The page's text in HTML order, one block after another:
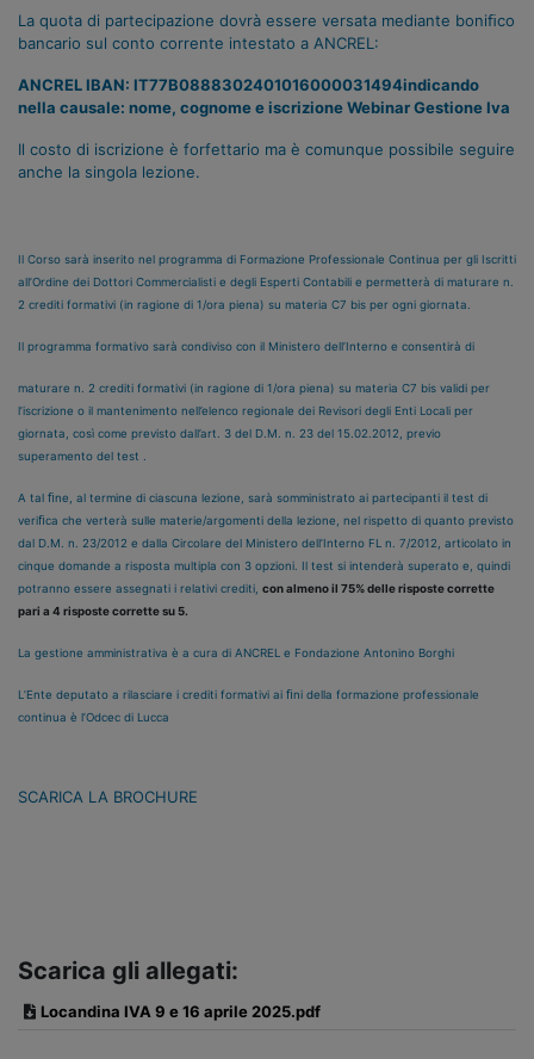
La quota di partecipazione dovrà essere versata mediante boniﬁco
bancario sul conto corrente intestato a ANCREL:
ANCREL IBAN: IT77B0888302401016000031494indicando
nella causale: nome, cognome e iscrizione Webinar Gestione Iva
Il costo di iscrizione è forfettario ma è comunque possibile seguire
anche la singola lezione.
Il Corso sarà inserito nel programma di Formazione Professionale Continua per gli Iscritti
all’Ordine dei Dottori Commercialisti e degli Esperti Contabili e permetterà di maturare n.
2 crediti formativi (in ragione di 1/ora piena) su materia C7 bis per ogni giornata.
Il programma formativo sarà condiviso con il Ministero dell’Interno e consentirà di
maturare n. 2 crediti formativi (in ragione di 1/ora piena) su materia C7 bis validi per
l’iscrizione o il mantenimento nell’elenco regionale dei Revisori degli Enti Locali per
giornata, così come previsto dall’art. 3 del D.M. n. 23 del 15.02.2012, previo
superamento del test .
A tal ﬁne, al termine di ciascuna lezione, sarà somministrato ai partecipanti il test di
veriﬁca che verterà sulle materie/argomenti della lezione, nel rispetto di quanto previsto
dal D.M. n. 23/2012 e dalla Circolare del Ministero dell’Interno FL n. 7/2012, articolato in
cinque domande a risposta multipla con 3 opzioni. Il test si intenderà superato e, quindi
potranno essere assegnati i relativi crediti, con almeno il 75% delle risposte corrette
pari a 4 risposte corrette su 5.
La gestione amministrativa è a cura di ANCREL e Fondazione Antonino Borghi
L’Ente deputato a rilasciare i crediti formativi ai ﬁni della formazione professionale
continua è l’Odcec di Lucca
SCARICA LA BROCHURE
Scarica gli allegati:
Locandina IVA 9 e 16 aprile 2025.pdf